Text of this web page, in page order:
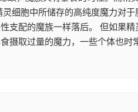
细胞中所储存的高纯度魔力对
支配的魔族一样落后。 但如果
摄取过量的魔力，一些个体也时